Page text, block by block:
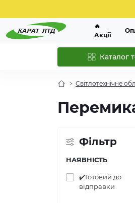
🔥
Акції
Каталог
Світлотехнічне
Фільтр
НАЯВНІСТЬ
✔️Готовий до
відправки